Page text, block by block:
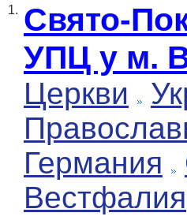
1. Свято-
УПЦ у м.
Церкви
Германия
Вестфалия